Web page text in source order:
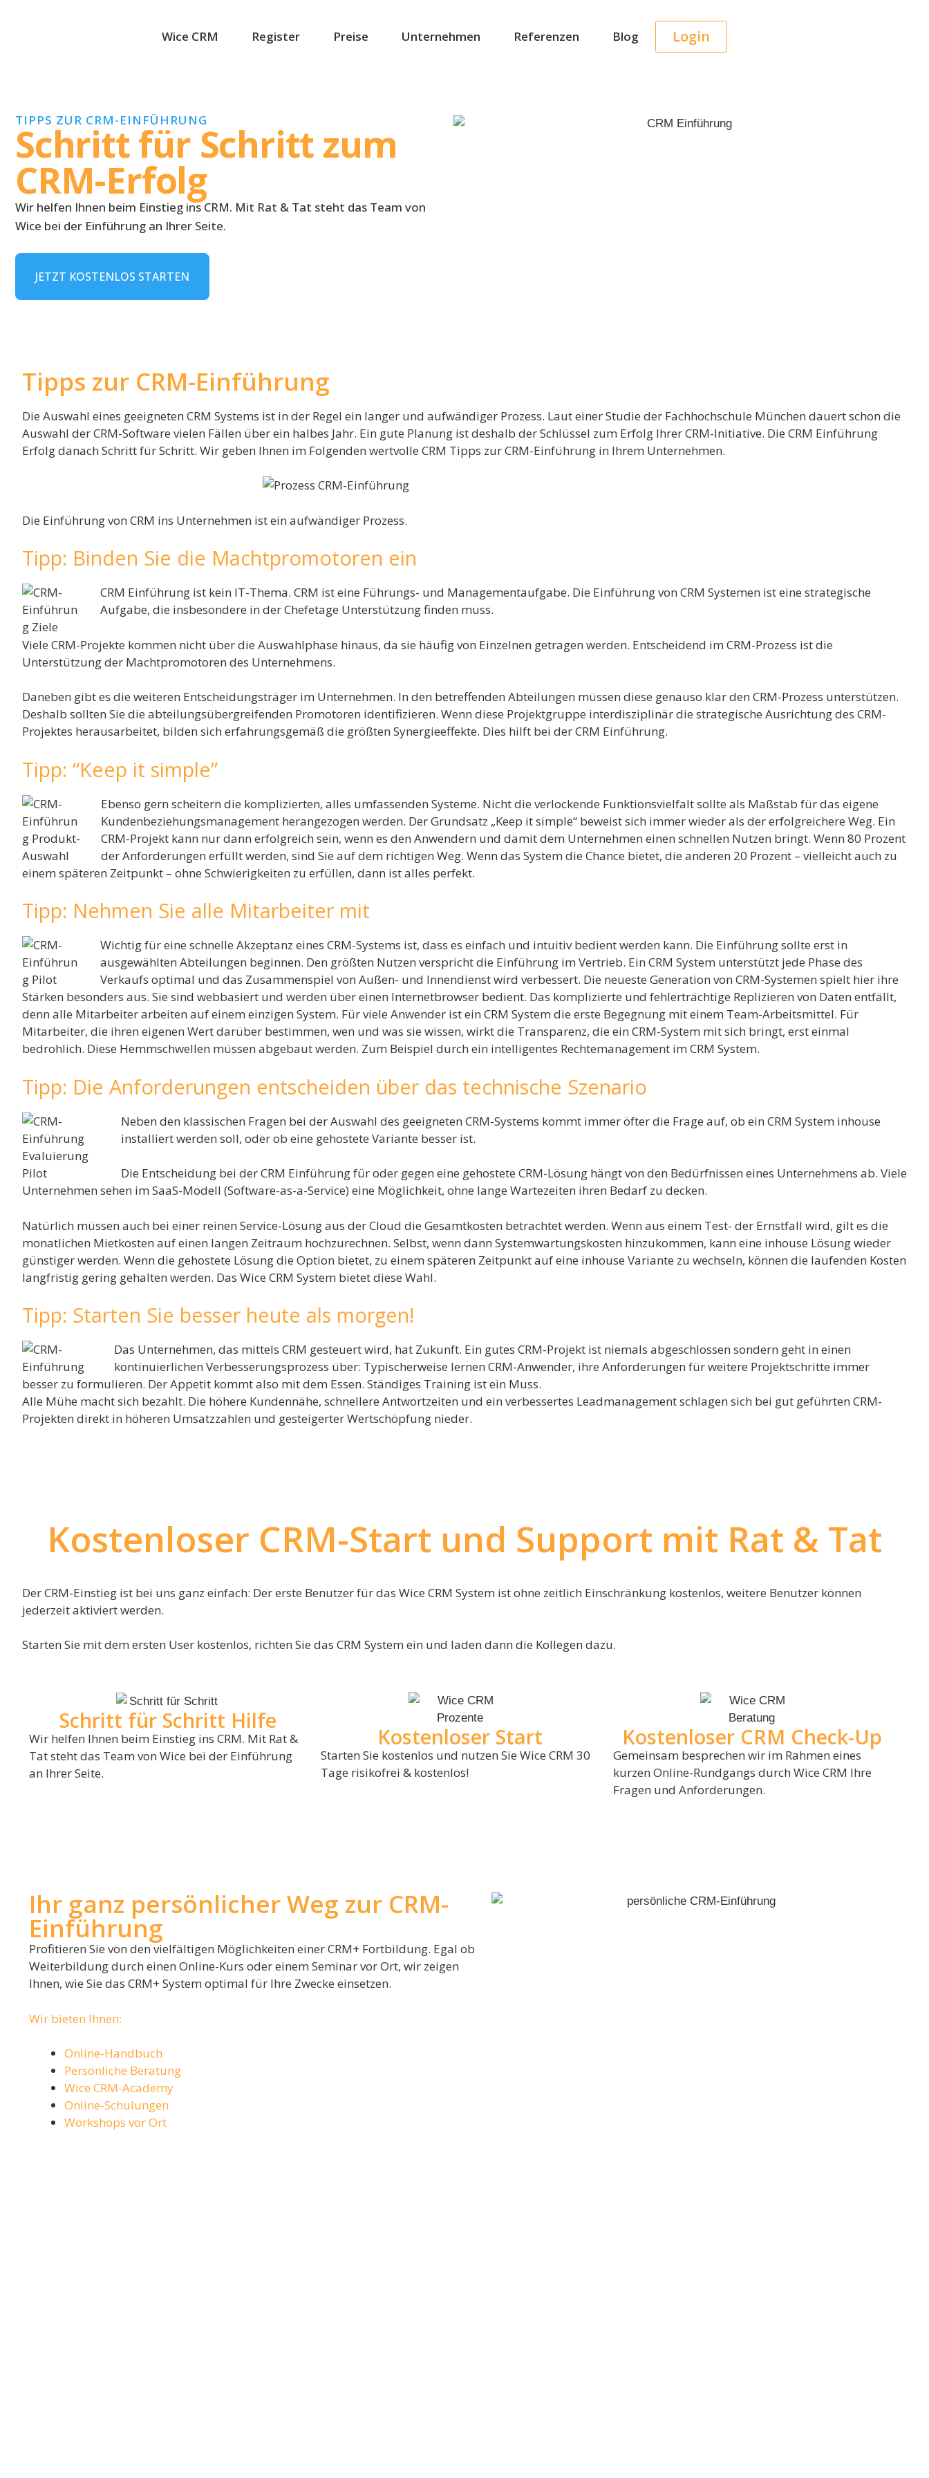
Wice CRM Register Preise Unternehmen Referenzen Blog Login
TIPPS ZUR CRM-EINFÜHRUNG
Schritt für Schritt zum
CRM-Erfolg
Wir helfen Ihnen beim Einstieg ins CRM. Mit Rat & Tat steht das Team von
Wice bei der Einführung an Ihrer Seite.
JETZT KOSTENLOS STARTEN
Tipps zur CRM-Einführung
Die Auswahl eines geeigneten CRM Systems ist in der Regel ein langer und aufwändiger Prozess. Laut einer Studie der Fachhochschule München dauert schon die
Auswahl der CRM-Software vielen Fällen über ein halbes Jahr. Ein gute Planung ist deshalb der Schlüssel zum Erfolg Ihrer CRM-Initiative. Die CRM Einführung
Erfolg danach Schritt für Schritt. Wir geben Ihnen im Folgenden wertvolle CRM Tipps zur CRM-Einführung in Ihrem Unternehmen.
Die Einführung von CRM ins Unternehmen ist ein aufwändiger Prozess.
Tipp: Binden Sie die Machtpromotoren ein
CRM Einführung ist kein IT-Thema. CRM ist eine Führungs- und Managementaufgabe. Die Einführung von CRM Systemen ist eine strategische
Aufgabe, die insbesondere in der Chefetage Unterstützung finden muss.
Viele CRM-Projekte kommen nicht über die Auswahlphase hinaus, da sie häufig von Einzelnen getragen werden. Entscheidend im CRM-Prozess ist die
Unterstützung der Machtpromotoren des Unternehmens.
Daneben gibt es die weiteren Entscheidungsträger im Unternehmen. In den betreffenden Abteilungen müssen diese genauso klar den CRM-Prozess unterstützen.
Deshalb sollten Sie die abteilungsübergreifenden Promotoren identifizieren. Wenn diese Projektgruppe interdisziplinär die strategische Ausrichtung des CRM-
Projektes herausarbeitet, bilden sich erfahrungsgemäß die größten Synergieeffekte. Dies hilft bei der CRM Einführung.
Tipp: “Keep it simple”
Ebenso gern scheitern die komplizierten, alles umfassenden Systeme. Nicht die verlockende Funktionsvielfalt sollte als Maßstab für das eigene
Kundenbeziehungsmanagement herangezogen werden. Der Grundsatz „Keep it simple“ beweist sich immer wieder als der erfolgreichere Weg. Ein
CRM-Projekt kann nur dann erfolgreich sein, wenn es den Anwendern und damit dem Unternehmen einen schnellen Nutzen bringt. Wenn 80 Prozent
der Anforderungen erfüllt werden, sind Sie auf dem richtigen Weg. Wenn das System die Chance bietet, die anderen 20 Prozent – vielleicht auch zu
einem späteren Zeitpunkt – ohne Schwierigkeiten zu erfüllen, dann ist alles perfekt.
Tipp: Nehmen Sie alle Mitarbeiter mit
Wichtig für eine schnelle Akzeptanz eines CRM-Systems ist, dass es einfach und intuitiv bedient werden kann. Die Einführung sollte erst in
ausgewählten Abteilungen beginnen. Den größten Nutzen verspricht die Einführung im Vertrieb. Ein CRM System unterstützt jede Phase des
Verkaufs optimal und das Zusammenspiel von Außen- und Innendienst wird verbessert. Die neueste Generation von CRM-Systemen spielt hier ihre
Stärken besonders aus. Sie sind webbasiert und werden über einen Internetbrowser bedient. Das komplizierte und fehlerträchtige Replizieren von Daten entfällt,
denn alle Mitarbeiter arbeiten auf einem einzigen System. Für viele Anwender ist ein CRM System die erste Begegnung mit einem Team-Arbeitsmittel. Für
Mitarbeiter, die ihren eigenen Wert darüber bestimmen, wen und was sie wissen, wirkt die Transparenz, die ein CRM-System mit sich bringt, erst einmal
bedrohlich. Diese Hemmschwellen müssen abgebaut werden. Zum Beispiel durch ein intelligentes Rechtemanagement im CRM System.
Tipp: Die Anforderungen entscheiden über das technische Szenario
Neben den klassischen Fragen bei der Auswahl des geeigneten CRM-Systems kommt immer öfter die Frage auf, ob ein CRM System inhouse
installiert werden soll, oder ob eine gehostete Variante besser ist.
Die Entscheidung bei der CRM Einführung für oder gegen eine gehostete CRM-Lösung hängt von den Bedürfnissen eines Unternehmens ab. Viele
Unternehmen sehen im SaaS-Modell (Software-as-a-Service) eine Möglichkeit, ohne lange Wartezeiten ihren Bedarf zu decken.
Natürlich müssen auch bei einer reinen Service-Lösung aus der Cloud die Gesamtkosten betrachtet werden. Wenn aus einem Test- der Ernstfall wird, gilt es die
monatlichen Mietkosten auf einen langen Zeitraum hochzurechnen. Selbst, wenn dann Systemwartungskosten hinzukommen, kann eine inhouse Lösung wieder
günstiger werden. Wenn die gehostete Lösung die Option bietet, zu einem späteren Zeitpunkt auf eine inhouse Variante zu wechseln, können die laufenden Kosten
langfristig gering gehalten werden. Das Wice CRM System bietet diese Wahl.
Tipp: Starten Sie besser heute als morgen!
Das Unternehmen, das mittels CRM gesteuert wird, hat Zukunft. Ein gutes CRM-Projekt ist niemals abgeschlossen sondern geht in einen
kontinuierlichen Verbesserungsprozess über: Typischerweise lernen CRM-Anwender, ihre Anforderungen für weitere Projektschritte immer
besser zu formulieren. Der Appetit kommt also mit dem Essen. Ständiges Training ist ein Muss.
Alle Mühe macht sich bezahlt. Die höhere Kundennähe, schnellere Antwortzeiten und ein verbessertes Leadmanagement schlagen sich bei gut geführten CRM-
Projekten direkt in höheren Umsatzzahlen und gesteigerter Wertschöpfung nieder.
Kostenloser CRM-Start und Support mit Rat & Tat
Der CRM-Einstieg ist bei uns ganz einfach: Der erste Benutzer für das Wice CRM System ist ohne zeitlich Einschränkung kostenlos, weitere Benutzer können
jederzeit aktiviert werden.
Starten Sie mit dem ersten User kostenlos, richten Sie das CRM System ein und laden dann die Kollegen dazu.
Schritt für Schritt Hilfe
Wir helfen Ihnen beim Einstieg ins CRM. Mit Rat &
Tat steht das Team von Wice bei der Einführung
an Ihrer Seite.
Kostenloser Start
Starten Sie kostenlos und nutzen Sie Wice CRM 30
Tage risikofrei & kostenlos!
Kostenloser CRM Check-Up
Gemeinsam besprechen wir im Rahmen eines
kurzen Online-Rundgangs durch Wice CRM Ihre
Fragen und Anforderungen.
Ihr ganz persönlicher Weg zur CRM-
Einführung
Profitieren Sie von den vielfältigen Möglichkeiten einer CRM+ Fortbildung. Egal ob
Weiterbildung durch einen Online-Kurs oder einem Seminar vor Ort, wir zeigen
Ihnen, wie Sie das CRM+ System optimal für Ihre Zwecke einsetzen.
Wir bieten Ihnen:
Online-Handbuch
Persönliche Beratung
Wice CRM-Academy
Online-Schulungen
Workshops vor Ort